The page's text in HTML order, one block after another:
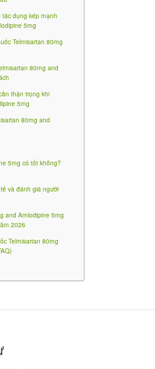
80mg and Amlodipine
22) của Evertogen Life
– sản xuất theo GMP, phân
chọn tiết kiệm, chất lượng
gốc
Hiệu quả tương đương, giá
triệu bệnh nhân Việt dễ
dụng kép mạnh
5mg
Telmisartan 80mg
80mg and
thận trọng khi
5mg
80mg and
5mg có tốt không?
và đánh giá người
and Amlodipine 5mg
2026
Telmisartan 80mg